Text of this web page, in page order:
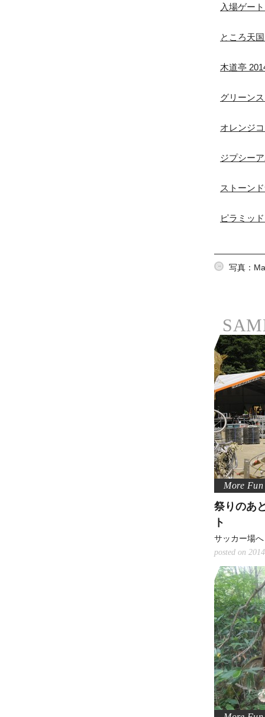
入場ゲー
ところ天
木道亭
グリーン
オレンジ
ジプシー
ストーン
ピラミッ
写真：
祭りのあ
ト
サッカー場
posted on